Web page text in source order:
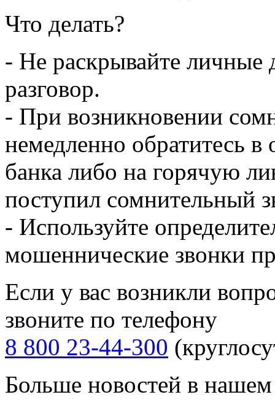
Что делать?
- Не раскрывайте личные
разговор.
- При возникновении
немедленно обратитесь
банка либо на горячую
поступил сомнительный
- Используйте
мошеннические звонки
Если у вас возникли
звоните по телефону
8 800 23-44-300
Больше новостей в